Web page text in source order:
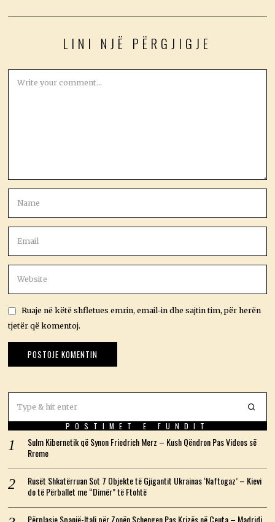
LINI NJË PËRGJIGJE
Ruaje në këtë shfletues emrin, email-in dhe sajtin tim, për herën
tjetër që komentoj.
POSTIMET E FUNDIT
Sulm Kibernetik që Synon Friedrich Merz – Kush Qëndron Pas Videos së
Rreme
Rusët Shkatërruan Sot 7 Objekte të Gjigantit Ukrainas ‘Naftogaz’ – Kievi
do të Përballet me “Dimër” të Ftohtë
Përplasje Spanjë-Itali për Zonën Schengen Pas Krizës në Ceuta – Madridi